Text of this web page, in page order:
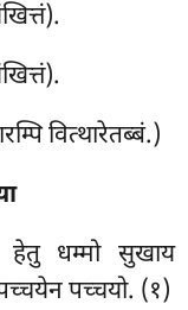
वित्थारेतब्बं.)
हेतु धम्मो सुखाय
पच्चयो. (१)